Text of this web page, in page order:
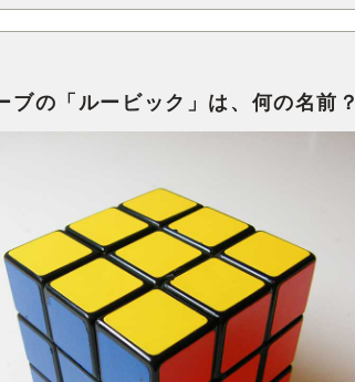
ブの「ルービック」は、何の名前？